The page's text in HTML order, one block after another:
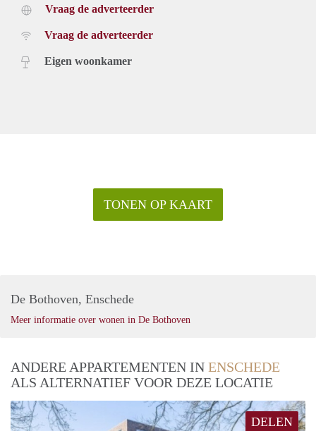
Vraag de adverteerder
Vraag de adverteerder
Eigen woonkamer
TONEN OP KAART
De Bothoven, Enschede
Meer informatie over wonen in De Bothoven
ANDERE APPARTEMENTEN IN ENSCHEDE
ALS ALTERNATIEF VOOR DEZE LOCATIE
DELEN